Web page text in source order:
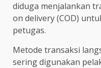
diduga menjalankan
on delivery (COD)
petugas.
Metode transaksi
sering digunakan